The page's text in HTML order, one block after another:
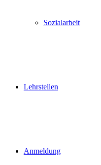
Sozialarbeit
Lehrstellen
Anmeldung